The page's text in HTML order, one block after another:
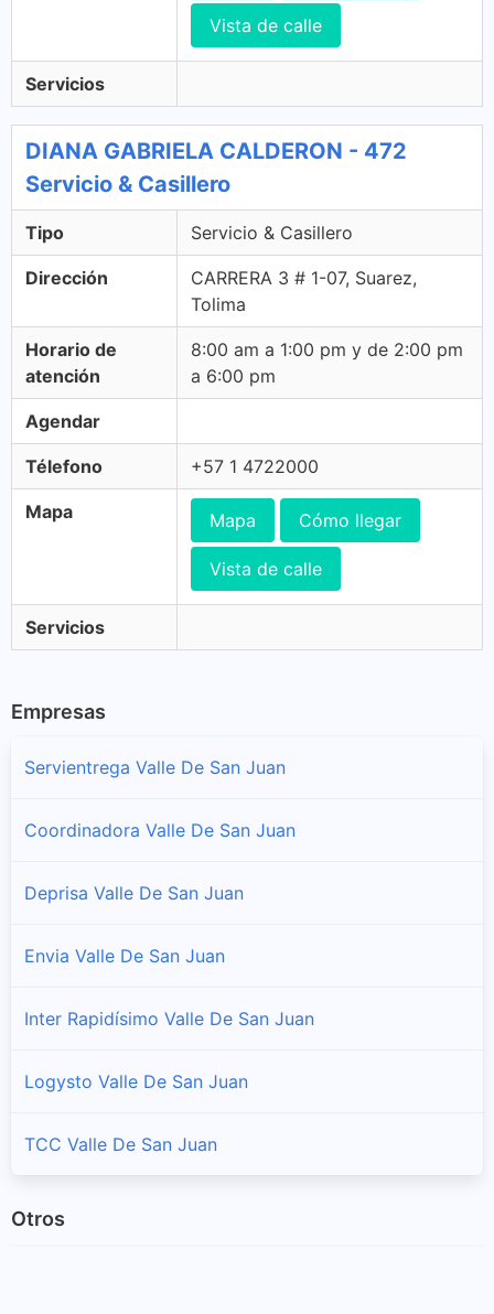
Vista de calle
Servicios
DIANA GABRIELA CALDERON - 472
Servicio & Casillero
Tipo Servicio & Casillero
Dirección
CARRERA 3 # 1-07, Suarez,
Tolima
Horario de
atención
8:00 am a 1:00 pm y de 2:00 pm
a 6:00 pm
Agendar
Télefono +57 1 4722000
Mapa Mapa Cómo llegar
Vista de calle
Servicios
Empresas
Servientrega Valle De San Juan
Coordinadora Valle De San Juan
Deprisa Valle De San Juan
Envia Valle De San Juan
Inter Rapidísimo Valle De San Juan
Logysto Valle De San Juan
TCC Valle De San Juan
Otros